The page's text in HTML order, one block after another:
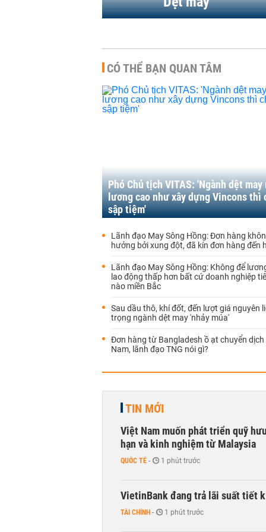
CÓ THỂ BẠN QUAN TÂM
Phó Chủ tịch VITAS: 'Ngành dệt may
lương cao như xây dựng Vincons thì
sập tiệm'
Lãnh đạo May Sông Hồng: Đơn hàng
hưởng bởi xung đột, đã kín đơn hàng đến
Lãnh đạo May Sông Hồng: Không để
lao động thấp hơn bất cứ doanh nghiệp
nào miền Bắc
Sau dầu thô, khí đốt, đến lượt giá nguyên
trọng ngành dệt may 'nhảy múa'
Đơn hàng từ Bangladesh ồ ạt chuyển dịch
Nam, lãnh đạo TNG nói gì?
TIN MỚI
Việt Nam muốn phát triển quỹ
hạn và kinh nghiệm từ Malaysia
QUỐC TẾ - 1 phút trước
VietinBank đang trả lãi suất tiết
TÀI CHÍNH - 1 phút trước